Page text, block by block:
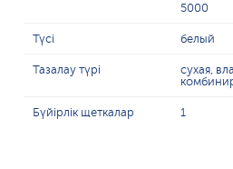
5000
Түсі белый
Тазалау түрі
сухая,
Бүйірлік щеткалар 1